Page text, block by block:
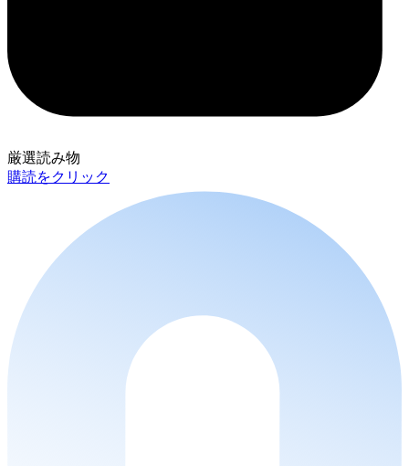
厳選読み物
購読をクリック